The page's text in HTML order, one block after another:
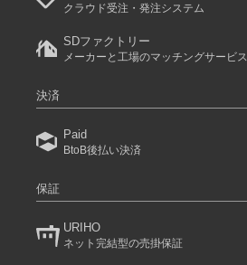
クラウド受注・発注システム
SDファクトリー
メーカーと工場のマッチングサービス
決済
Paid
BtoB後払い決済
保証
URIHO
ネット完結型の売掛保証